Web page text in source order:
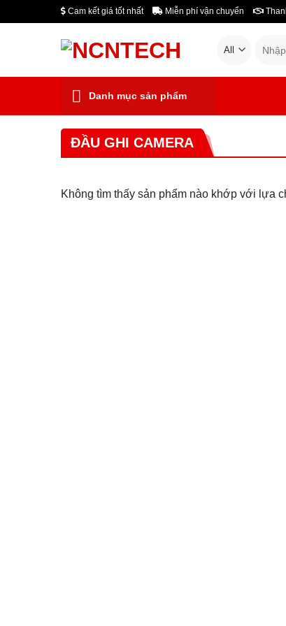
to
Cam kết giá tốt nhất Miễn phí vận chuyển
kiếm:
Danh mục sản phẩm
ĐẦU GHI CAMERA
Không tìm thấy sản phẩm nào khớp với lựa